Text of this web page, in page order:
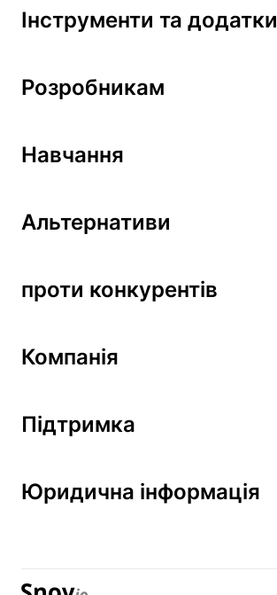
Інструменти та додатки
Розробникам
Навчання
Альтернативи
проти конкурентів
Компанія
Підтримка
Юридична інформація